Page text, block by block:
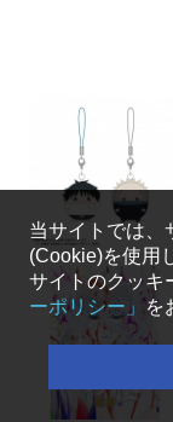
当サイトでは、
(Cookie)を使用
サイトのクッキ
ーポリシー」を